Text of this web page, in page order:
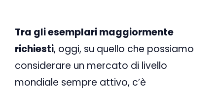
Tra gli esemplari maggiormente
richiesti, oggi, su quello che possiamo
considerare un mercato di livello
mondiale sempre attivo, c’è